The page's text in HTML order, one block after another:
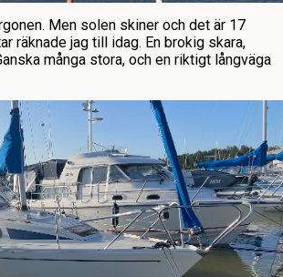
Men solen skiner och det är 17
räknade jag till idag. En brokig skara,
många stora, och en riktigt långväga